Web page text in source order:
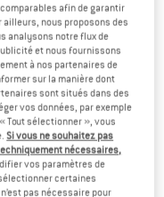
afin de garantir
nous proposons des
analysons notre flux de
et nous fournissons
à nos partenaires de
sur la manière dont
sont situés dans des
vos données, par exemple
Tout sélectionner », vous
Si vous ne souhaitez pas
nécessaires,
vos paramètres de
certaines
pas nécessaire pour